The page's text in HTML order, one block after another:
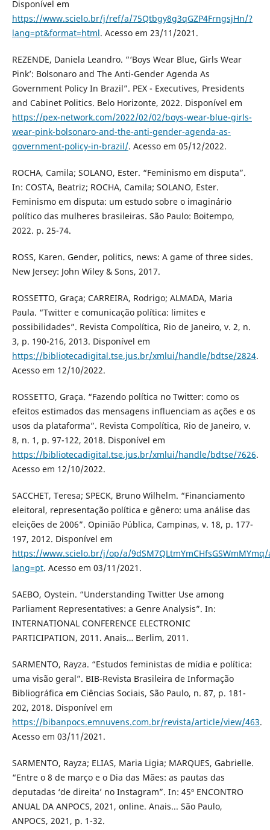
Disponível em
https://www.scielo.br/j/ref/a/75Qtbgy8g3qGZP4FrngsjHn/?
lang=pt&format=html. Acesso em 23/11/2021.
REZENDE, Daniela Leandro. “‘Boys Wear Blue, Girls Wear
Pink’: Bolsonaro and The Anti-Gender Agenda As
Government Policy In Brazil”. PEX - Executives, Presidents
and Cabinet Politics. Belo Horizonte, 2022. Disponível em
https://pex-network.com/2022/02/02/boys-wear-blue-girls-
wear-pink-bolsonaro-and-the-anti-gender-agenda-as-
government-policy-in-brazil/. Acesso em 05/12/2022.
ROCHA, Camila; SOLANO, Ester. “Feminismo em disputa”.
In: COSTA, Beatriz; ROCHA, Camila; SOLANO, Ester.
Feminismo em disputa: um estudo sobre o imaginário
político das mulheres brasileiras. São Paulo: Boitempo,
2022. p. 25-74.
ROSS, Karen. Gender, politics, news: A game of three sides.
New Jersey: John Wiley & Sons, 2017.
ROSSETTO, Graça; CARREIRA, Rodrigo; ALMADA, Maria
Paula. “Twitter e comunicação política: limites e
possibilidades”. Revista Compolítica, Rio de Janeiro, v. 2, n.
3, p. 190-216, 2013. Disponível em
https://bibliotecadigital.tse.jus.br/xmlui/handle/bdtse/2824.
Acesso em 12/10/2022.
ROSSETTO, Graça. “Fazendo política no Twitter: como os
efeitos estimados das mensagens influenciam as ações e os
usos da plataforma”. Revista Compolítica, Rio de Janeiro, v.
8, n. 1, p. 97-122, 2018. Disponível em
https://bibliotecadigital.tse.jus.br/xmlui/handle/bdtse/7626.
Acesso em 12/10/2022.
SACCHET, Teresa; SPECK, Bruno Wilhelm. “Financiamento
eleitoral, representação política e gênero: uma análise das
eleições de 2006”. Opinião Pública, Campinas, v. 18, p. 177-
197, 2012. Disponível em
https://www.scielo.br/j/op/a/
lang=pt. Acesso em 03/11/2021.
SAEBO, Oystein. “Understanding Twitter Use among
Parliament Representatives: a Genre Analysis”. In:
INTERNATIONAL CONFERENCE ELECTRONIC
PARTICIPATION, 2011. Anais… Berlim, 2011.
SARMENTO, Rayza. “Estudos feministas de mídia e política:
uma visão geral”. BIB-Revista Brasileira de Informação
Bibliográfica em Ciências Sociais, São Paulo, n. 87, p. 181-
202, 2018. Disponível em
https://bibanpocs.emnuvens.com.br/revista/article/view/463.
Acesso em 03/11/2021.
SARMENTO, Rayza; ELIAS, Maria Ligia; MARQUES, Gabrielle.
“Entre o 8 de março e o Dia das Mães: as pautas das
deputadas ‘de direita’ no Instagram”. In: 45º ENCONTRO
ANUAL DA ANPOCS, 2021, online. Anais... São Paulo,
ANPOCS, 2021, p. 1-32.